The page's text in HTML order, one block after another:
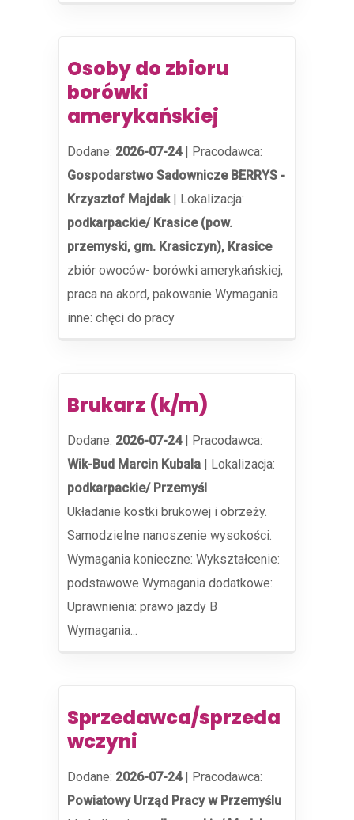
Osoby do zbioru
borówki
amerykańskiej
Dodane: 2026-07-24| Pracodawca:
Gospodarstwo Sadownicze BERRYS -
Krzysztof Majdak| Lokalizacja:
podkarpackie/ Krasice (pow.
przemyski, gm. Krasiczyn), Krasice
zbiór owoców- borówki amerykańskiej,
praca na akord, pakowanie Wymagania
inne: chęci do pracy
Brukarz (k/m)
Dodane: 2026-07-24| Pracodawca:
Wik-Bud Marcin Kubala | Lokalizacja:
podkarpackie/ Przemyśl
Układanie kostki brukowej i obrzeży.
Samodzielne nanoszenie wysokości.
Wymagania konieczne: Wykształcenie:
podstawowe Wymagania dodatkowe:
Uprawnienia: prawo jazdy B
Wymagania...
Sprzedawca/sprzeda
wczyni
Dodane: 2026-07-24| Pracodawca:
Powiatowy Urząd Pracy w Przemyślu